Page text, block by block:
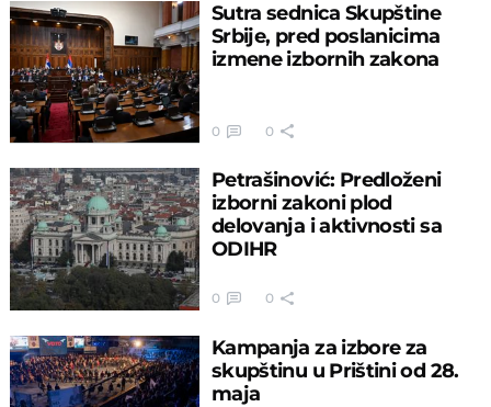
Sutra sednica Skupštine
Srbije, pred poslanicima
izmene izbornih zakona
0 0
Petrašinović: Predloženi
izborni zakoni plod
delovanja i aktivnosti sa
ODIHR
0 0
Kampanja za izbore za
skupštinu u Prištini od 28.
maja